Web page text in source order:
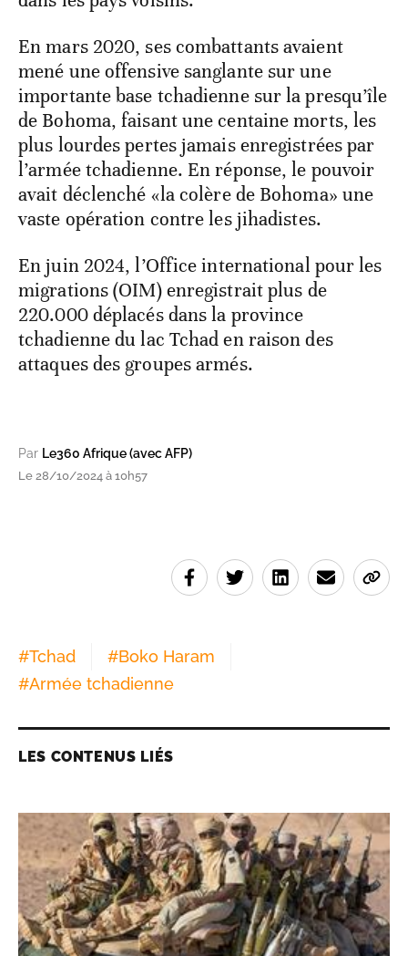
En mars 2020, ses combattants avaient
mené une offensive sanglante sur une
importante base tchadienne sur la presqu’île
de Bohoma, faisant une centaine morts, les
plus lourdes pertes jamais enregistrées par
l’armée tchadienne. En réponse, le pouvoir
avait déclenché «la colère de Bohoma» une
vaste opération contre les jihadistes.
En juin 2024, l’Office international pour les
migrations (OIM) enregistrait plus de
220.000 déplacés dans la province
tchadienne du lac Tchad en raison des
attaques des groupes armés.
Par Le360 Afrique (avec AFP)
Le 28/10/2024 à 10h57
#Tchad #Boko Haram
#Armée tchadienne
LES CONTENUS LIÉS